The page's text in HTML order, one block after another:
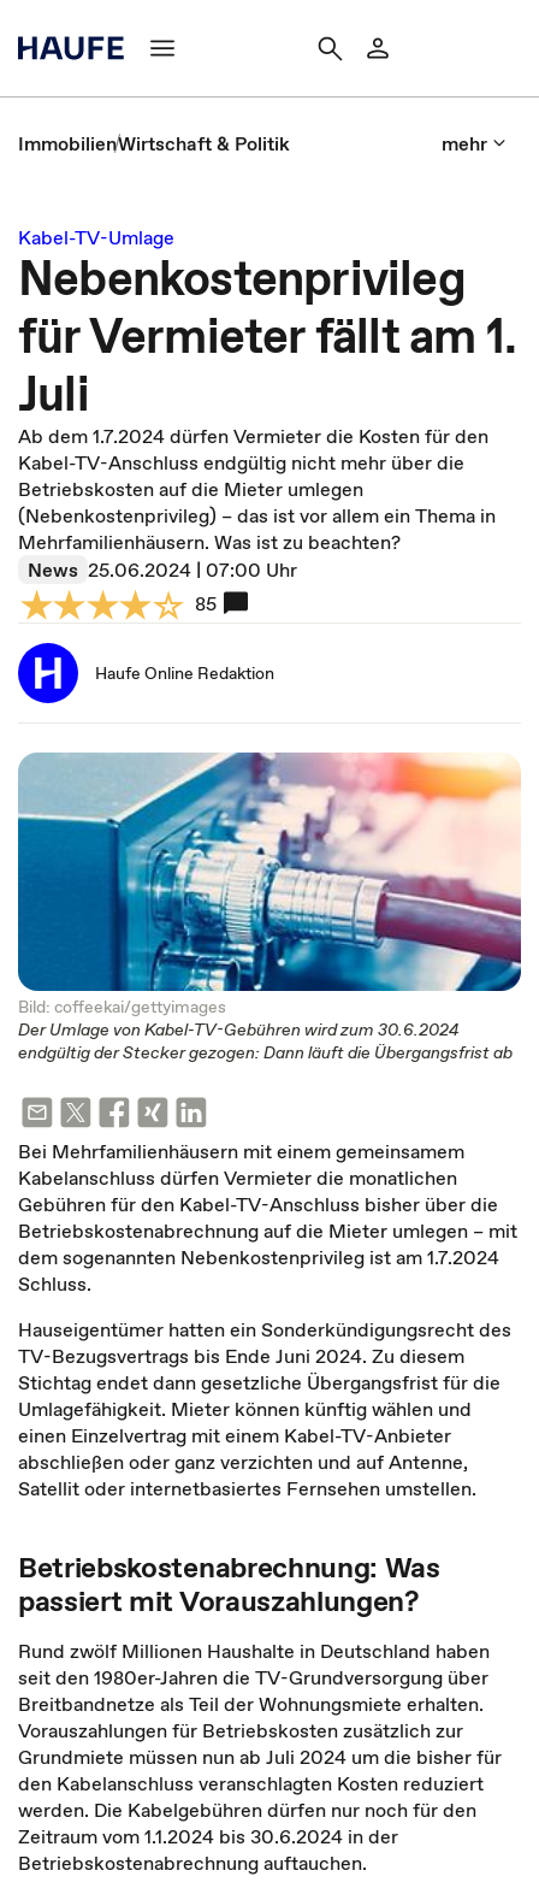
ImmobilienWirtschaft & Politik mehr
Kabel-TV-Umlage
Nebenkostenprivileg
für Vermieter fällt am 1.
Juli
Ab dem 1.7.2024 dürfen Vermieter die Kosten für den
Kabel-TV-Anschluss endgültig nicht mehr über die
Betriebskosten auf die Mieter umlegen
(Nebenkostenprivileg) – das ist vor allem ein Thema in
Mehrfamilienhäusern. Was ist zu beachten?
News 25.06.2024 | 07:00 Uhr
85
Haufe Online Redaktion
Bild: coffeekai/gettyimages
Der Umlage von Kabel-TV-Gebühren wird zum 30.6.2024
endgültig der Stecker gezogen: Dann läuft die Übergangsfrist ab
Bei Mehrfamilienhäusern mit einem gemeinsamem
Kabelanschluss dürfen Vermieter die monatlichen
Gebühren für den Kabel-TV-Anschluss bisher über die
Betriebskostenabrechnung auf die Mieter umlegen – mit
dem sogenannten Nebenkostenprivileg ist am 1.7.2024
Schluss.
Hauseigentümer hatten ein Sonderkündigungsrecht des
TV-Bezugsvertrags bis Ende Juni 2024. Zu diesem
Stichtag endet dann gesetzliche Übergangsfrist für die
Umlagefähigkeit. Mieter können künftig wählen und
einen Einzelvertrag mit einem Kabel-TV-Anbieter
abschließen oder ganz verzichten und auf Antenne,
Satellit oder internetbasiertes Fernsehen umstellen.
Betriebskostenabrechnung: Was
passiert mit Vorauszahlungen?
Rund zwölf Millionen Haushalte in Deutschland haben
seit den 1980er-Jahren die TV-Grundversorgung über
Breitbandnetze als Teil der Wohnungsmiete erhalten.
Vorauszahlungen für Betriebskosten zusätzlich zur
Grundmiete müssen nun ab Juli 2024 um die bisher für
den Kabelanschluss veranschlagten Kosten reduziert
werden. Die Kabelgebühren dürfen nur noch für den
Zeitraum vom 1.1.2024 bis 30.6.2024 in der
Betriebskostenabrechnung auftauchen.